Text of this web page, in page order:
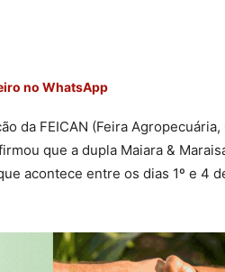
no WhatsApp
da FEICAN (Feira
que a dupla Maiara &
acontece entre os dias 1º e 4